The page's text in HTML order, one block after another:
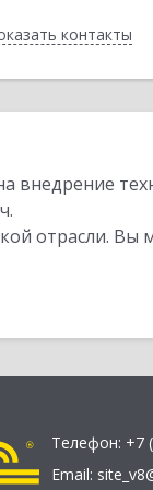
контакты
Назад
внедрение
отрасли. Вы
Телефон: +7
Email: